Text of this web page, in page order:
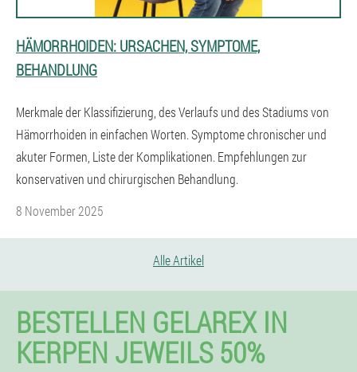
HÄMORRHOIDEN: URSACHEN, SYMPTOME,
BEHANDLUNG
Merkmale der Klassifizierung, des Verlaufs und des Stadiums von
Hämorrhoiden in einfachen Worten. Symptome chronischer und
akuter Formen, Liste der Komplikationen. Empfehlungen zur
konservativen und chirurgischen Behandlung.
8 November 2025
Alle Artikel
BESTELLEN GELAREX IN
KERPEN JEWEILS 50%